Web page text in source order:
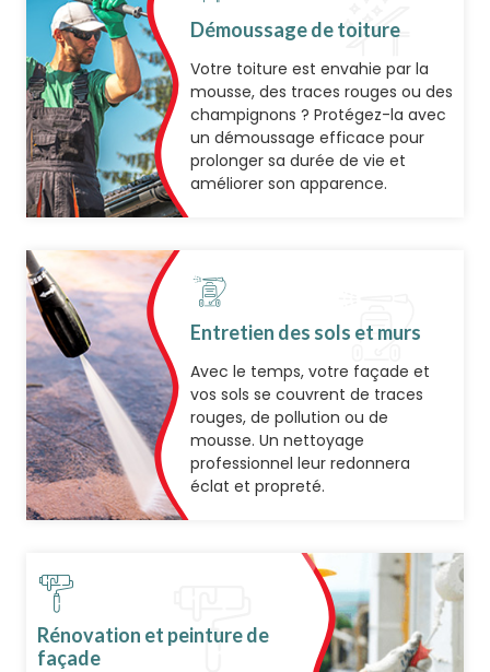
Démoussage de toiture
Votre toiture est envahie par la
mousse, des traces rouges ou des
champignons ? Protégez-la avec
un démoussage efficace pour
prolonger sa durée de vie et
améliorer son apparence.
Entretien des sols et murs
Avec le temps, votre façade et
vos sols se couvrent de traces
rouges, de pollution ou de
mousse. Un nettoyage
professionnel leur redonnera
éclat et propreté.
Rénovation et peinture de
façade